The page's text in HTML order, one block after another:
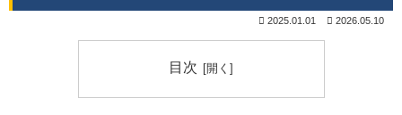
2025.01.01 2026.05.10
目次